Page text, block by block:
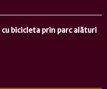
bicicleta prin parc alături